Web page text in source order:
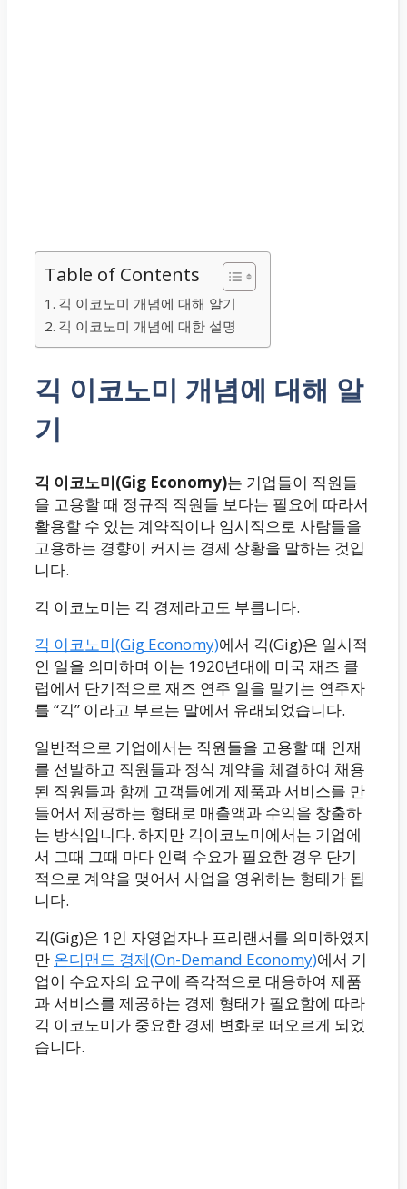
Table of Contents
긱 이코노미 개념에 대해 알기
긱 이코노미 개념에 대한 설명
긱 이코노미 개념에 대해 알
기
긱 이코노미(Gig Economy)는 기업들이 직원들
을 고용할 때 정규직 직원들 보다는 필요에 따라서
활용할 수 있는 계약직이나 임시직으로 사람들을
고용하는 경향이 커지는 경제 상황을 말하는 것입
니다.
긱 이코노미는 긱 경제라고도 부릅니다.
긱 이코노미(Gig Economy)에서 긱(Gig)은 일시적
인 일을 의미하며 이는 1920년대에 미국 재즈 클
럽에서 단기적으로 재즈 연주 일을 맡기는 연주자
를 “긱” 이라고 부르는 말에서 유래되었습니다.
일반적으로 기업에서는 직원들을 고용할 때 인재
를 선발하고 직원들과 정식 계약을 체결하여 채용
된 직원들과 함께 고객들에게 제품과 서비스를 만
들어서 제공하는 형태로 매출액과 수익을 창출하
는 방식입니다. 하지만 긱이코노미에서는 기업에
서 그때 그때 마다 인력 수요가 필요한 경우 단기
적으로 계약을 맺어서 사업을 영위하는 형태가 됩
니다.
긱(Gig)은 1인 자영업자나 프리랜서를 의미하였지
만 온디맨드 경제(On-Demand Economy)에서 기
업이 수요자의 요구에 즉각적으로 대응하여 제품
과 서비스를 제공하는 경제 형태가 필요함에 따라
긱 이코노미가 중요한 경제 변화로 떠오르게 되었
습니다.